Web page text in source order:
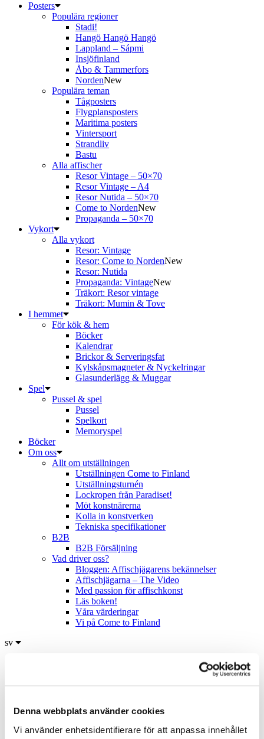
Denna webbplats använder cookies
Vi använder enhetsidentifierare för att anpassa innehållet
Posters
Populära regioner
Stadi!
Hangö Hangö Hangö
Lappland – Sápmi
Insjöfinland
Åbo & Tammerfors
NordenNew
Populära teman
Tågposters
Flygplansposters
Maritima posters
Vintersport
Strandliv
Bastu
Alla affischer
Resor Vintage – 50×70
Resor Vintage – A4
Resor Nutida – 50×70
Come to NordenNew
Propaganda – 50×70
Vykort
Alla vykort
Resor: Vintage
Resor: Come to NordenNew
Resor: Nutida
Propaganda: VintageNew
Träkort: Resor vintage
Träkort: Mumin & Tove
I hemmet
För kök & hem
Böcker
Kalendrar
Brickor & Serveringsfat
Kylskåpsmagneter & Nyckelringar
Glasunderlägg & Muggar
Spel
Pussel & spel
Pussel
Spelkort
Memoryspel
Böcker
Om oss
Allt om utställningen
Utställningen Come to Finland
Utställningsturnén
Lockropen från Paradiset!
Möt konstnärerna
Kolla in konstverken
Tekniska specifikationer
B2B
B2B Försäljning
Vad driver oss?
Bloggen: Affischjägarens bekännelser
Affischjägarna – The Video
Med passion för affischkonst
Läs boken!
Våra värderingar
Vi på Come to Finland
sv
Hanko-Hangö Seaside Resort